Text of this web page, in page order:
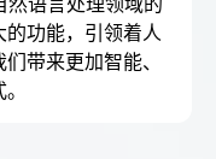
功能，引领着人
带来更加智能、